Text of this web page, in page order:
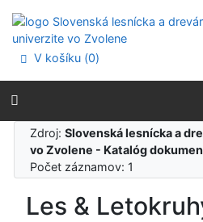
Prejsť na menu
Prehlásenie o webovej
V košíku (0)
Zdroj:Slovenská lesnícka a
vo Zvolene - Katalóg
Počet záznamov: 1
Les &